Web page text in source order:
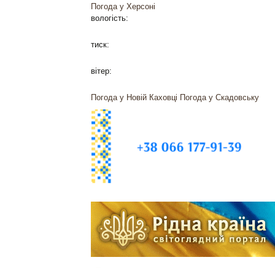
Погода у Херсоні
вологість:
тиск:
вітер:
Погода у Новій Каховці Погода у Скадовську